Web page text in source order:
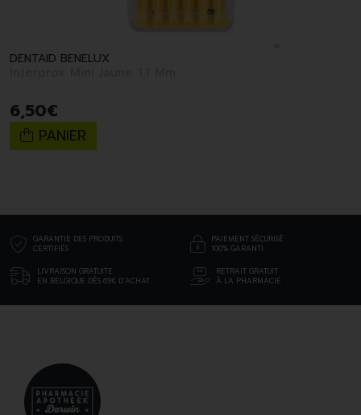
DENTAID BENELUX
6,50€
PANIER
GARANTIE DES PRODUITS
CERTIFIÉS
PAIEMENT SÉCURISÉ
100% GARANTI
LIVRAISON GRATUITE
EN BELGIQUE DÈS 69€ D’ACHAT
RETRAIT GRATUIT
À LA PHARMACIE